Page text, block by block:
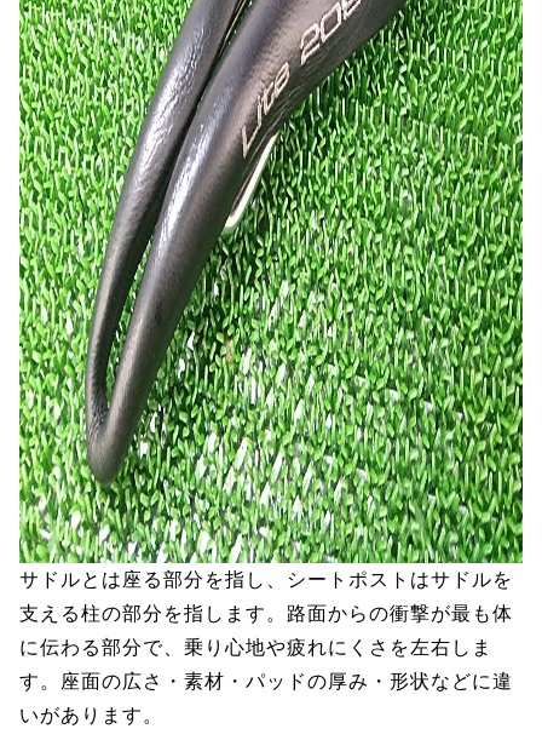
サドルとは座る部分を指し、シートポストはサドルを
支える柱の部分を指します。路面からの衝撃が最も体
に伝わる部分で、乗り心地や疲れにくさを左右しま
す。座面の広さ・素材・パッドの厚み・形状などに違
いがあります。